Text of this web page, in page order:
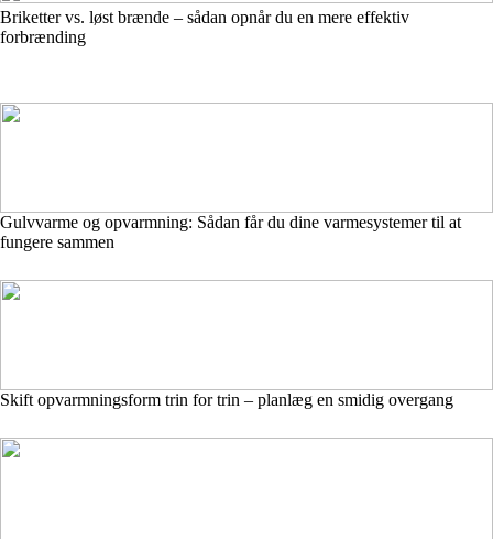
Briketter vs. løst brænde – sådan opnår du en mere effektiv
forbrænding
Gulvvarme og opvarmning: Sådan får du dine varmesystemer til at
fungere sammen
Skift opvarmningsform trin for trin – planlæg en smidig overgang